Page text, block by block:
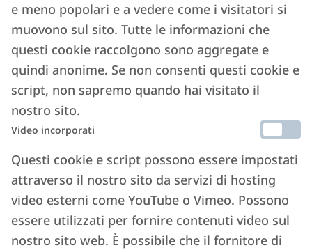
Leggi l'articolo ->
Affitti brevi nel 2025: un locatore su
quattro userà la casa per sé
25 APRILE 2025
Leggi l'articolo ->
e meno popolari e a vedere come i visitatori si
muovono sul sito. Tutte le informazioni che
questi cookie raccolgono sono aggregate e
quindi anonime. Se non consenti questi cookie e
script, non sapremo quando hai visitato il
nostro sito.
Video incorporati
Questi cookie e script possono essere impostati
attraverso il nostro sito da servizi di hosting
video esterni come YouTube o Vimeo. Possono
essere utilizzati per fornire contenuti video sul
nostro sito web. È possibile che il fornitore di